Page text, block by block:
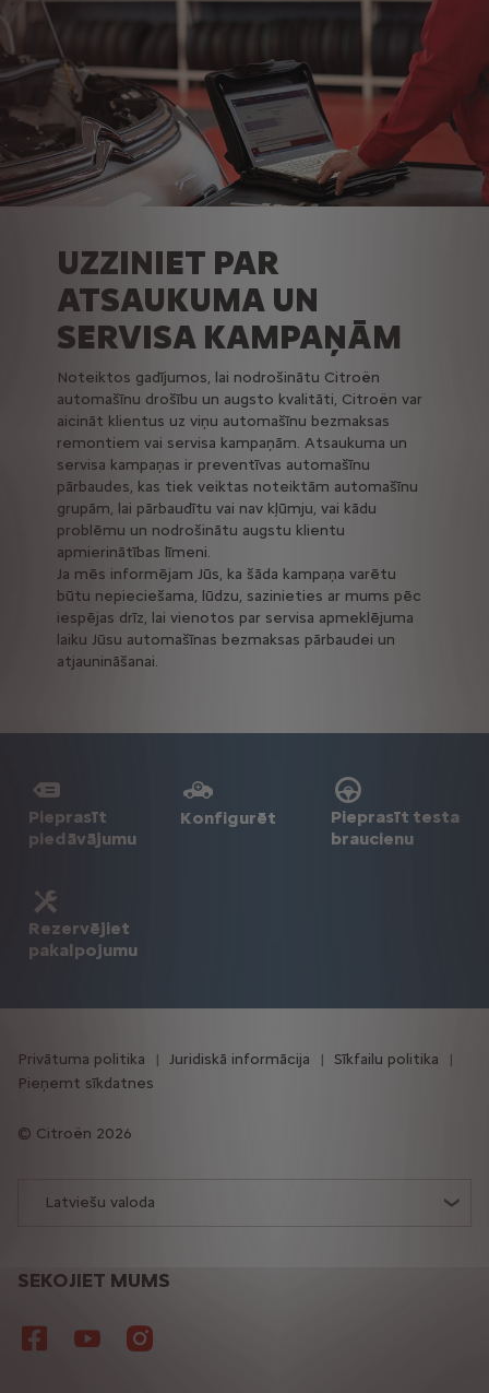
UZZINIET PAR
ATSAUKUMA UN
SERVISA KAMPAŅĀM
Noteiktos gadījumos, lai nodrošinātu Citroën
automašīnu drošību un augsto kvalitāti, Citroën var
aicināt klientus uz viņu automašīnu bezmaksas
remontiem vai servisa kampaņām. Atsaukuma un
servisa kampaņas ir preventīvas automašīnu
pārbaudes, kas tiek veiktas noteiktām automašīnu
grupām, lai pārbaudītu vai nav kļūmju, vai kādu
problēmu un nodrošinātu augstu klientu
apmierinātības līmeni.
Ja mēs informējam Jūs, ka šāda kampaņa varētu
būtu nepieciešama, lūdzu, sazinieties ar mums pēc
iespējas drīz, lai vienotos par servisa apmeklējuma
laiku Jūsu automašīnas bezmaksas pārbaudei un
atjaunināšanai.
Pieprasīt
piedāvājumu
Konfigurēt
Pieprasīt testa
braucienu
Rezervējiet
pakalpojumu
SEKOJIET MUMS
Latviešu valoda
Citroën 2026
Privātuma politika Juridiskā informācija
Sīkfailu politika
Pieņemt sīkdatnes